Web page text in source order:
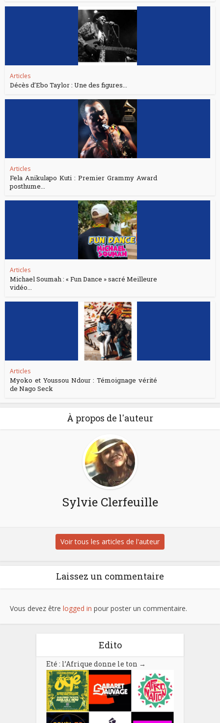
Articles
Décès d’Ebo Taylor : Une des figures...
Articles
Fela Anikulapo Kuti : Premier Grammy Award
posthume...
Articles
Michael Soumah : « Fun Dance » sacré Meilleure
vidéo...
Articles
Myoko et Youssou Ndour : Témoignage vérité
de Nago Seck
À propos de l'auteur
Sylvie Clerfeuille
Voir tous les articles de l'auteur
Laissez un commentaire
Vous devez être logged in pour poster un commentaire.
Edito
Eté : l’Afrique donne le ton →